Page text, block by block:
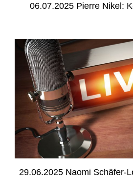
06.07.2025 Pierre Nikel:
29.06.2025 Naomi Schäfer-